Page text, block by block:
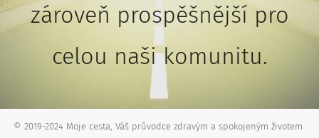
zároveň prospěšnější pro
celou naši komunitu.
© 2019-2024 Moje cesta, Váš průvodce zdravým a spokojeným životem